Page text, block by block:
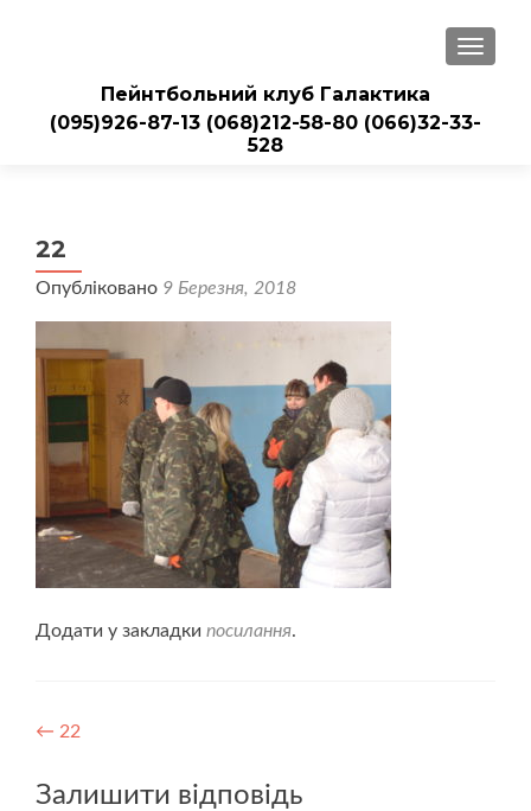
Пейнтбольний клуб Галактика
(095)926-87-13 (068)212-58-80 (066)32-33-
528
22
Опубліковано 9 Березня, 2018
Додати у закладки посилання.
Навігація
записів
← 22
Залишити відповідь